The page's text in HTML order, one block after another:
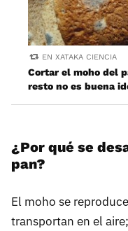
EN XATAKA CIENCIA
Cortar el moho del
resto no es buena
¿Por qué se
pan?
El moho se
transportan en el